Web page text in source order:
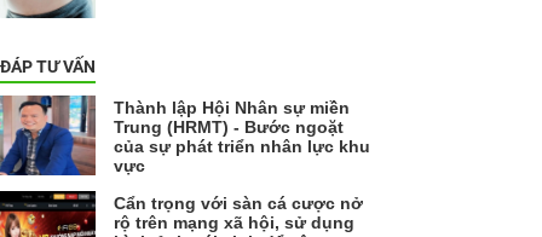
TƯ VẤN
Thành lập Hội Nhân sự miền
Trung (HRMT) - Bước ngoặt
của sự phát triển nhân lực khu
vực
Cẩn trọng với sàn cá cược nở
rộ trên mạng xã hội, sử dụng